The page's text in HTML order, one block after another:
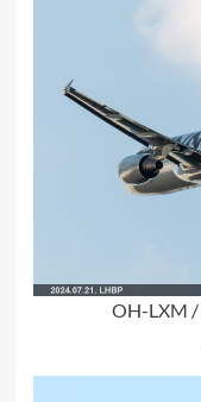
OH-LXM